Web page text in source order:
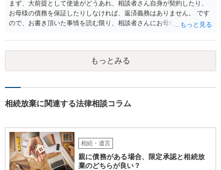
まず、大前提として使途がどうあれ、相談者さん自身が契約したり、
お母様の債務を保証したりしなければ、返済義務はありません。 です
ので、お書き頂いた事情を読む限り、相談者さんにお母様の現夫への
も法律相談に行けば同趣旨のことを回答されるので、裁判まではしな
いと思います） ・借りたのは母なので、私は支払いませんと伝える あ
もっとみる
相続放棄に関連する法律相談コラム
相続・遺言
親に債務がある場合、限定承認と相続放
棄のどちらが良い？